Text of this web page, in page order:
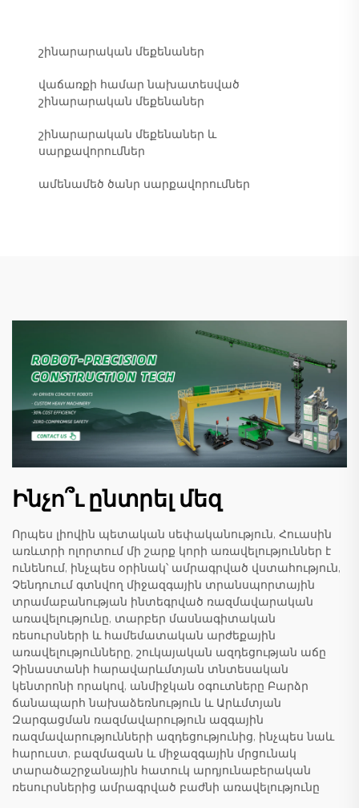
շինարարական մեքենաներ
վաճառքի համար նախատեսված
շինարարական մեքենաներ
շինարարական մեքենաներ և
սարքավորումներ
ամենամեծ ծանր սարքավորումներ
Ինչո՞ւ ընտրել մեզ
Որպես լիովին պետական սեփականություն, Հուասին
առևտրի ոլորտում մի շարք կորի առավելություններ է
ունենում, ինչպես օրինակ՝ ամրագրված վստահություն,
Չենդուում գտնվող միջազգային տրանսպորտային
տրամաբանության ինտեգրված ռազմավարական
առավելությունը, տարբեր մասնագիտական
ռեսուրսների և համեմատական արժեքային
առավելությունները, շուկայական ազդեցության աճը
Չինաստանի հարավարևմտյան տնտեսական
կենտրոնի որակով, անմիջկան օգուտները Բարձր
ճանապարհ նախաձեռնություն և Արևմտյան
Զարգացման ռազմավարություն ազգային
ռազմավարությունների ազդեցությունից, ինչպես նաև
հարուստ, բազմազան և միջազգային մրցունակ
տարածաշրջանային հատուկ արդյունաբերական
ռեսուրսներից ամրագրված բաժնի առավելությունը